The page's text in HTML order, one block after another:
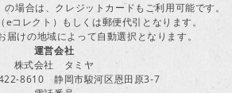
場合は、クレジットカードもご利用可能です。
eコレクト）もしくは郵便代引となります。
けの地域によって自動選択となります。
運営会社
株式会社 タミヤ
8610 静岡市駿河区恩田原3-7